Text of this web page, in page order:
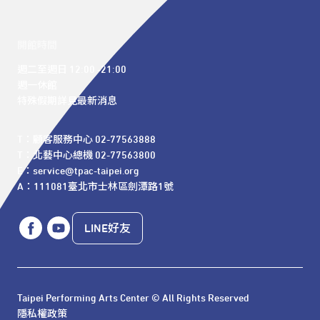
週二至週日 12:00 -21:00
特殊假期詳見最新消息
T：顧客服務中心 02-77563888
T：北藝中心總機 02-77563800
E：service@tpac-taipei.org
A：111081臺北市士林區劍潭路1號
LINE好友
Taipei Performing Arts Center © All Rights Reserved
隱私權政策